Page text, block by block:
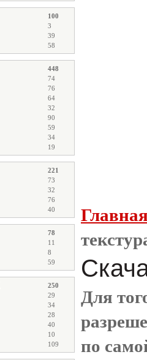
100
3
39
58
448
74
76
64
32
90
59
34
19
221
73
32
76
40
78
11
8
59
250
29
34
28
40
10
109
Для
по